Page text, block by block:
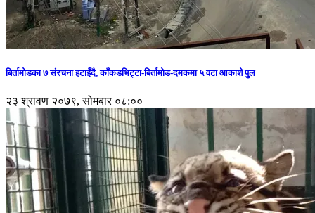
बिर्तामोडका ७ संरचना हटाइँदै, काँकडभिट्टा-बिर्तामोड-दमकमा ५ वटा आकाशे पुल
२३ श्रावण २०७९, सोमबार ०८:००